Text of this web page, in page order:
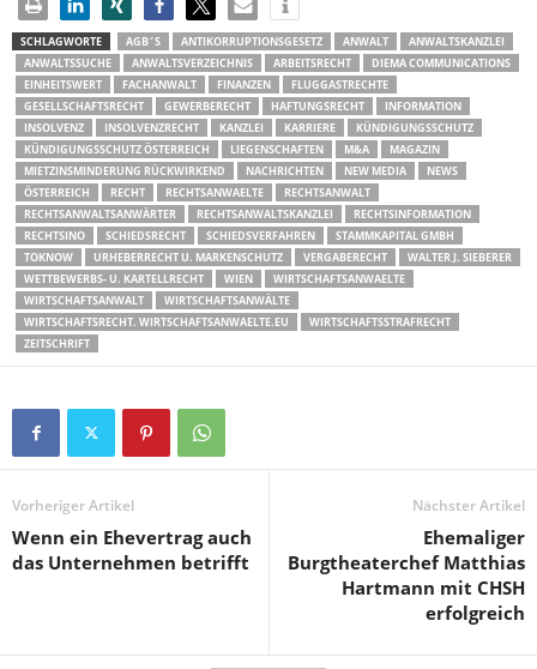
SCHLAGWORTE AGB´S ANTIKORRUPTIONSGESETZ ANWALT
ANWALTSKANZLEI
ANWALTSSUCHE
ANWALTSVERZEICHNIS ARBEITSRECHT
DIEMA COMMUNICATIONS
EINHEITSWERT
FACHANWALT FINANZEN
FLUGGASTRECHTE
GESELLSCHAFTSRECHT
GEWERBERECHT HAFTUNGSRECHT
INFORMATION
INSOLVENZ
INSOLVENZRECHT KANZLEI KARRIERE
KÜNDIGUNGSSCHUTZ
KÜNDIGUNGSSCHUTZ ÖSTERREICH
LIEGENSCHAFTEN M&A
MAGAZIN
MIETZINSMINDERUNG RÜCKWIRKEND
NACHRICHTEN NEW MEDIA
NEWS
ÖSTERREICH
RECHT RECHTSANWAELTE
RECHTSANWALT
RECHTSANWALTSANWÄRTER
RECHTSANWALTSKANZLEI
RECHTSINFORMATION
RECHTSINO
SCHIEDSRECHT SCHIEDSVERFAHREN
STAMMKAPITAL GMBH
TOKNOW
URHEBERRECHT U. MARKENSCHUTZ VERGABERECHT
WALTER J. SIEBERER
WETTBEWERBS- U. KARTELLRECHT
WIEN
WIRTSCHAFTSANWAELTE
WIRTSCHAFTSANWALT
WIRTSCHAFTSANWÄLTE
WIRTSCHAFTSRECHT. WIRTSCHAFTSANWAELTE.EU
WIRTSCHAFTSSTRAFRECHT
ZEITSCHRIFT
Vorheriger Artikel
Wenn ein Ehevertrag auch
das Unternehmen betrifft
Nächster Artikel
Ehemaliger
Burgtheaterchef Matthias
Hartmann mit CHSH
erfolgreich